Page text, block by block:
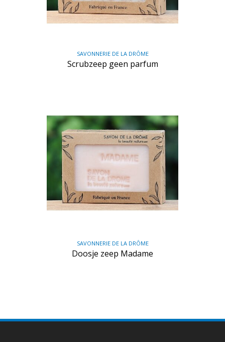
SAVONNERIE DE LA DRÔME
Scrubzeep geen parfum
SAVONNERIE DE LA DRÔME
Doosje zeep Madame